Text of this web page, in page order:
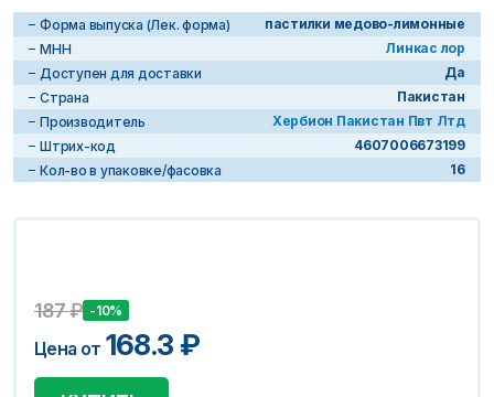
Форма выпуска (Лек. форма)
пастилки медово-лимонные
МНН
Линкас лор
Доступен для доставки
Да
Страна
Пакистан
Производитель
Хербион Пакистан Пвт Лтд
Штрих-код
4607006673199
Кол-во в упаковке/фасовка
16
187₽ -10%
Цена от 168.3 ₽